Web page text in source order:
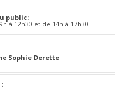
public:
à 12h30 et de 14h à 17h30
Sophie Derette